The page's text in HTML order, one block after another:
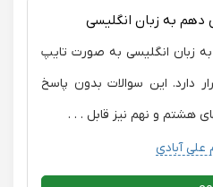
دهم به زبان انگلیسی
ریاضی به زبان انگلیسی به صورت تایپ
دارد. این سوالات بدون پاسخ
هشتم و نهم نیز قابل . . .
علی آبادی